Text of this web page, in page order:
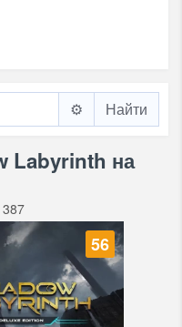
⚙️
Labyrinth на
56